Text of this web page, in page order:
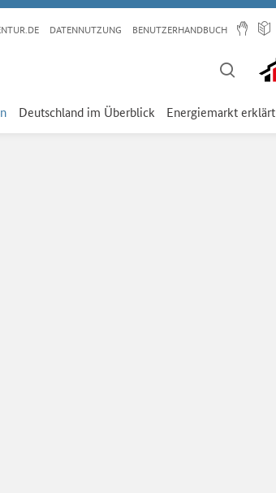
DATENNUTZUNG BENUTZERHANDBUCH
Deutschland im Überblick Energiemarkt erklärt